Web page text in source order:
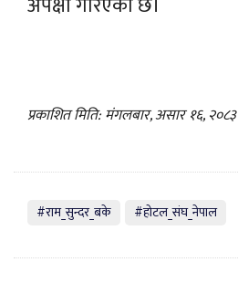
प्रकाशित मिति: मंगलबार, असार १६, २०८३
#राम_सुन्दर_बके #होटल_संघ_नेपाल